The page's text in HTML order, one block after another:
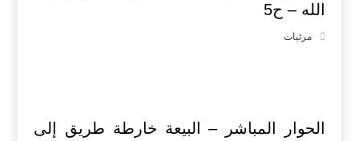
الله – ح5
مرئيات
الحوار المباشر – البيعة خارطة طريق إلى